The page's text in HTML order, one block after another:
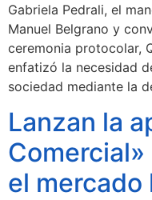
Gabriela Pedrali, el
Manuel Belgrano y
ceremonia protocolar,
enfatizó la necesidad
sociedad mediante la
Lanzan la
el mercado